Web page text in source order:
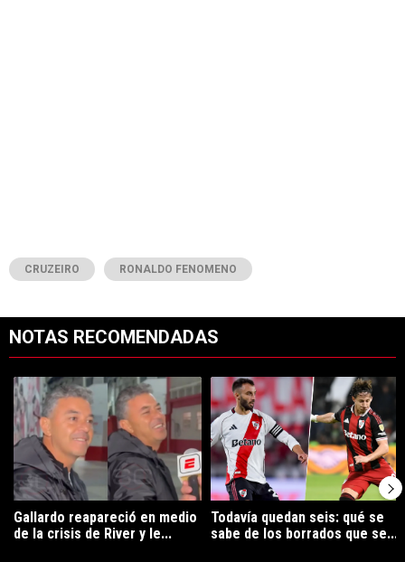
CRUZEIRO RONALDO FENOMENO
NOTAS RECOMENDADAS
Un artículo de tendencia con el título "Gallardo reapareció en medio
Gallardo reapareció en medio
de la crisis de River y le...
Un artículo de tendencia con el
Todavía quedan seis: qué se
sabe de los borrados que se...